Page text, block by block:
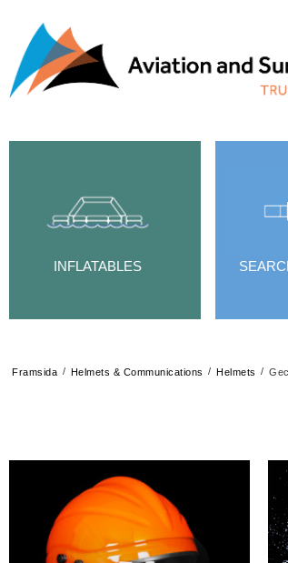
INFLATABLES
Framsida / Helmets & Communications / Helmets /